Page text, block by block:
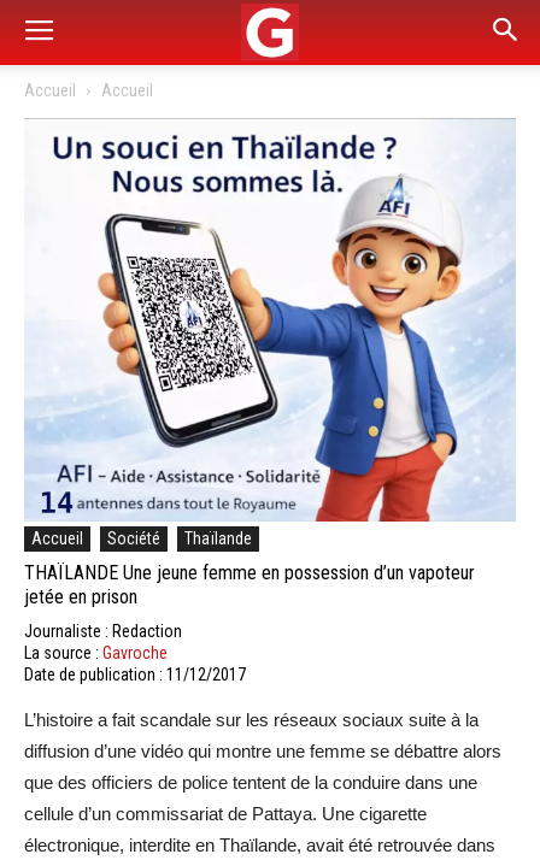
Accueil Accueil
Accueil Société Thaïlande
THAÏLANDE Une jeune femme en possession d’un vapoteur
jetée en prison
Journaliste : Redaction
La source : Gavroche
Date de publication : 11/12/2017
L’histoire a fait scandale sur les réseaux sociaux suite à la
diffusion d’une vidéo qui montre une femme se débattre alors
que des officiers de police tentent de la conduire dans une
cellule d’un commissariat de Pattaya. Une cigarette
électronique, interdite en Thaïlande, avait été retrouvée dans